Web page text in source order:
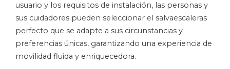
usuario y los requisitos de instalación, las personas y
sus cuidadores pueden seleccionar el salvaescaleras
perfecto que se adapte a sus circunstancias y
preferencias únicas, garantizando una experiencia de
movilidad fluida y enriquecedora.